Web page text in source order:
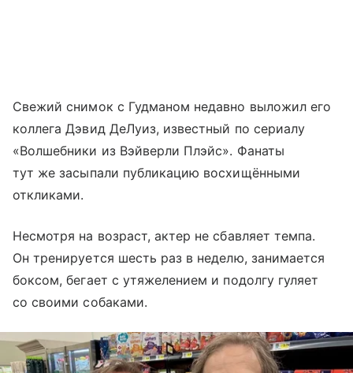
Свежий снимок с Гудманом недавно выложил его
коллега Дэвид ДеЛуиз, известный по сериалу
«Волшебники из Вэйверли Плэйс». Фанаты
тут же засыпали публикацию восхищёнными
откликами.
Несмотря на возраст, актер не сбавляет темпа.
Он тренируется шесть раз в неделю, занимается
боксом, бегает с утяжелением и подолгу гуляет
со своими собаками.